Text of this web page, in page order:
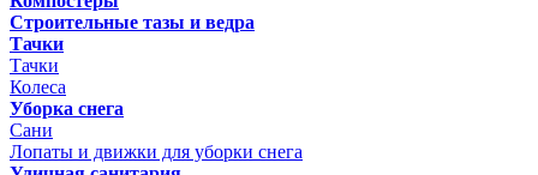
Строительные тазы и ведра
Тачки
Тачки
Колеса
Уборка снега
Сани
Лопаты и движки для уборки снега